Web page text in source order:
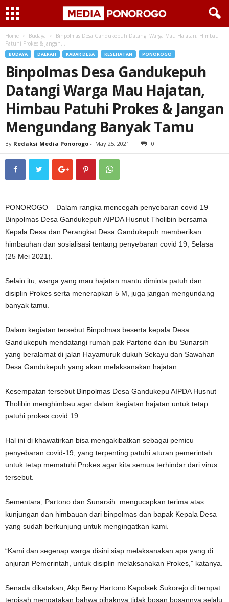
Home Budaya
Binpolmas Desa Gandukepuh Datangi Warga Mau Hajatan, Himbau
Patuhi Prokes & Jangan...
BUDAYA DAERAH KABAR DESA KESEHATAN PONOROGO
Binpolmas Desa Gandukepuh
Datangi Warga Mau Hajatan,
Himbau Patuhi Prokes & Jangan
Mengundang Banyak Tamu
By Redaksi Media Ponorogo - May 25, 2021 0
PONOROGO – Dalam rangka mencegah penyebaran covid 19
Binpolmas Desa Gandukepuh AIPDA Husnut Tholibin bersama
Kepala Desa dan Perangkat Desa Gandukepuh memberikan
himbauhan dan sosialisasi tentang penyebaran covid 19, Selasa
(25 Mei 2021).
Selain itu, warga yang mau hajatan mantu diminta patuh dan
disiplin Prokes serta menerapkan 5 M, juga jangan mengundang
banyak tamu.
Dalam kegiatan tersebut Binpolmas beserta kepala Desa
Gandukepuh mendatangi rumah pak Partono dan ibu Sunarsih
yang beralamat di jalan Hayamuruk dukuh Sekayu dan Sawahan
Desa Gandukepuh yang akan melaksanakan hajatan.
Kesempatan tersebut Binpolmas Desa Gandukepu AIPDA Husnut
Tholibin menghimbau agar dalam kegiatan hajatan untuk tetap
patuhi prokes covid 19.
Hal ini di khawatirkan bisa mengakibatkan sebagai pemicu
penyebaran covid-19, yang terpenting patuhi aturan pemerintah
untuk tetap mematuhi Prokes agar kita semua terhindar dari virus
tersebut.
Sementara, Partono dan Sunarsih mengucapkan terima atas
kunjungan dan himbauan dari binpolmas dan bapak Kepala Desa
yang sudah berkunjung untuk mengingatkan kami.
“Kami dan segenap warga disini siap melaksanakan apa yang di
anjuran Pemerintah, untuk disiplin melaksanakan Prokes,” katanya.
Senada dikatakan, Akp Beny Hartono Kapolsek Sukorejo di tempat
terpisah mengatakan bahwa pihaknya tidak bosan bosannya selalu